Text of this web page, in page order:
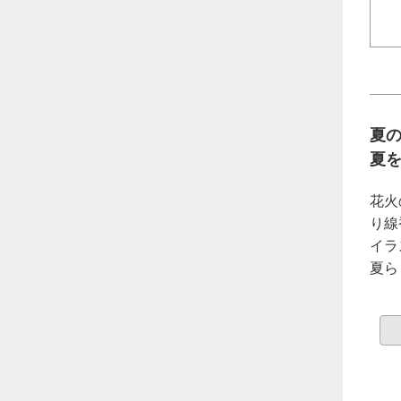
夏
夏
花
り
イ
夏